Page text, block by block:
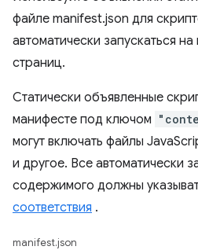
файле manifest.json для
автоматически запускаться
страниц.
Статически объявленные
манифесте под ключом
могут включать файлы
и другое. Все автоматически
содержимого должны
соответствия .
manifest.json